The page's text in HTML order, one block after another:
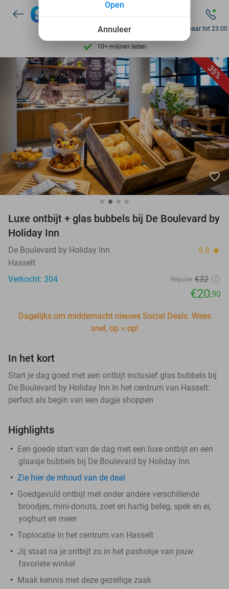
7 dagen per week beschikbaar
10+ miljoen leden
9,4 op basis van
Ontdek 15.000+ deals
7 dagen per week beschikbaar
10+ miljoen leden
Bereikbaar tot 23:00
35%
favorite_border
Luxe ontbijt + glas bubbels bij De Boulevard by
Holiday Inn
De Boulevard by Holiday Inn 9.8 star
Hasselt
Verkocht: 304
Regulier €32
€20,90
Dagelijks om middernacht nieuwe Social Deals. Wees
snel, op = op!
In het kort
Start je dag goed met een ontbijt inclusief glas bubbels bij
De Boulevard by Holiday Inn in het centrum van Hasselt:
perfect als begin van een dagje shoppen
Highlights
Een goede start van de dag met een luxe ontbijt en een
glaasje bubbels bij De Boulevard by Holiday Inn
Zie hier de inhoud van de deal
Goedgevuld ontbijt met onder andere verschillende
broodjes, mini-donuts, zoet en hartig beleg, spek en ei,
yoghurt en meer
Toplocatie in het centrum van Hasselt
Jij staat na je ontbijt zo in het pashokje van jouw
favoriete winkel
Maak kennis met deze gezellige zaak
Annuleer
Open